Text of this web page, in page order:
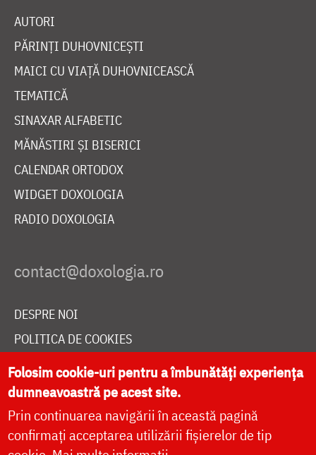
AUTORI
PĂRINȚI DUHOVNICEȘTI
MAICI CU VIAȚĂ DUHOVNICEASCĂ
TEMATICĂ
SINAXAR ALFABETIC
MĂNĂSTIRI ȘI BISERICI
CALENDAR ORTODOX
WIDGET DOXOLOGIA
RADIO DOXOLOGIA
DESPRE NOI
POLITICA DE COOKIES
DONEAZĂ ONLINE PENTRU CATEDRALA NAȚIONALĂ
LIVE
Folosim cookie-uri pentru a îmbunătăți experiența
dumneavoastră pe acest site.
Prin continuarea navigării în această pagină
confirmați acceptarea utilizării fișierelor de tip